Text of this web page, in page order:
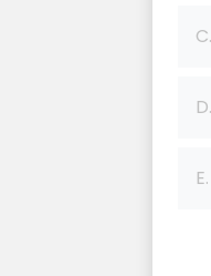
C.
D.
E.